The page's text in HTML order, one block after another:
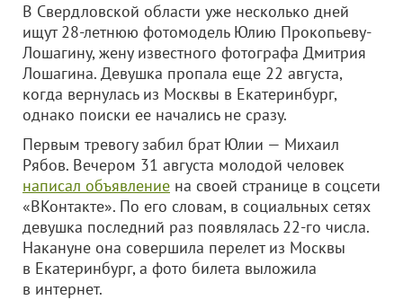
В Свердловской области уже несколько дней
ищут 28-летнюю фотомодель Юлию Прокопьеву-
Лошагину, жену известного фотографа Дмитрия
Лошагина. Девушка пропала еще 22 августа,
когда вернулась из Москвы в Екатеринбург,
однако поиски ее начались не сразу.
Первым тревогу забил брат Юлии — Михаил
Рябов. Вечером 31 августа молодой человек
написал объявление на своей странице в соцсети
«ВКонтакте». По его словам, в социальных сетях
девушка последний раз появлялась 22-го числа.
Накануне она совершила перелет из Москвы
в Екатеринбург, а фото билета выложила
в интернет.